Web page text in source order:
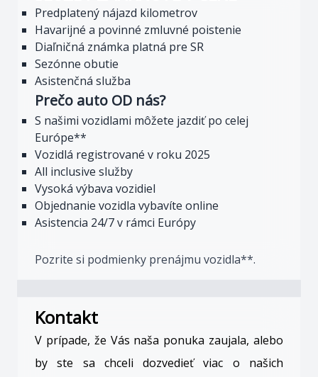
Predplatený nájazd kilometrov
Havarijné a povinné zmluvné poistenie
Diaľničná známka platná pre SR
Sezónne obutie
Asistenčná služba
Prečo auto OD nás?
S našimi vozidlami môžete jazdiť po celej
Európe**
Vozidlá registrované v roku 2025
All inclusive služby
Vysoká výbava vozidiel
Objednanie vozidla vybavíte online
Asistencia 24/7 v rámci Európy
Pozrite si podmienky prenájmu vozidla**.
Kontakt
V prípade, že Vás naša ponuka zaujala, alebo
by ste sa chceli dozvedieť viac o našich